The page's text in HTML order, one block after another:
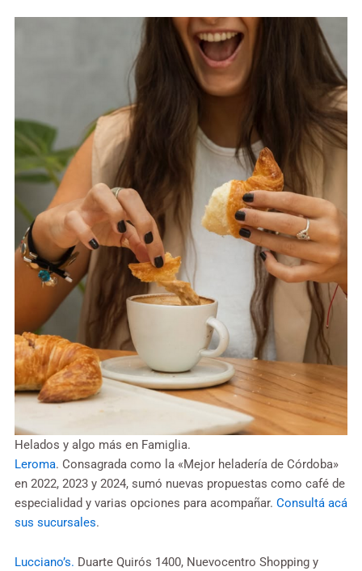
Helados y algo más en Famiglia.
Leroma. Consagrada como la «Mejor heladería de Córdoba»
en 2022, 2023 y 2024, sumó nuevas propuestas como café de
especialidad y varias opciones para acompañar. Consultá acá
sus sucursales.
Lucciano’s. Duarte Quirós 1400, Nuevocentro Shopping y